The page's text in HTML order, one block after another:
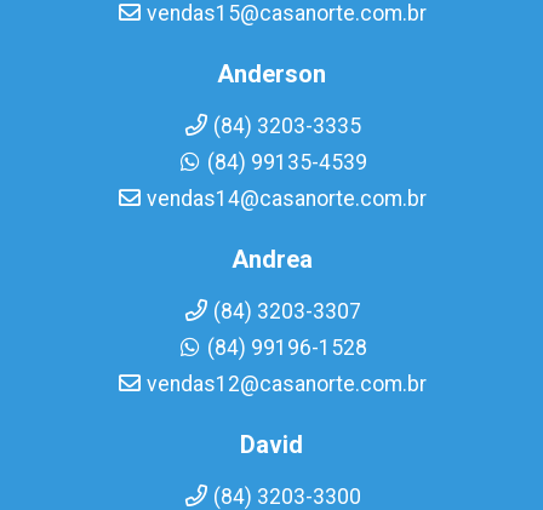
vendas15@casanorte.com.br
Anderson
(84) 3203-3335
(84) 99135-4539
vendas14@casanorte.com.br
Andrea
(84) 3203-3307
(84) 99196-1528
vendas12@casanorte.com.br
David
(84) 3203-3300